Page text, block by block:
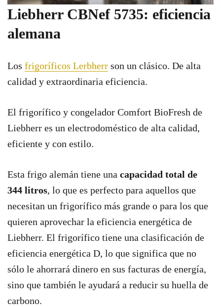
Liebherr CBNef 5735: eficiencia
alemana
Los frigoríficos Lerbherr son un clásico. De alta
calidad y extraordinaria eficiencia.
El frigorífico y congelador Comfort BioFresh de
Liebherr es un electrodoméstico de alta calidad,
eficiente y con estilo.
Esta frigo alemán tiene una capacidad total de
344 litros, lo que es perfecto para aquellos que
necesitan un frigorífico más grande o para los que
quieren aprovechar la eficiencia energética de
Liebherr. El frigorífico tiene una clasificación de
eficiencia energética D, lo que significa que no
sólo le ahorrará dinero en sus facturas de energía,
sino que también le ayudará a reducir su huella de
carbono.